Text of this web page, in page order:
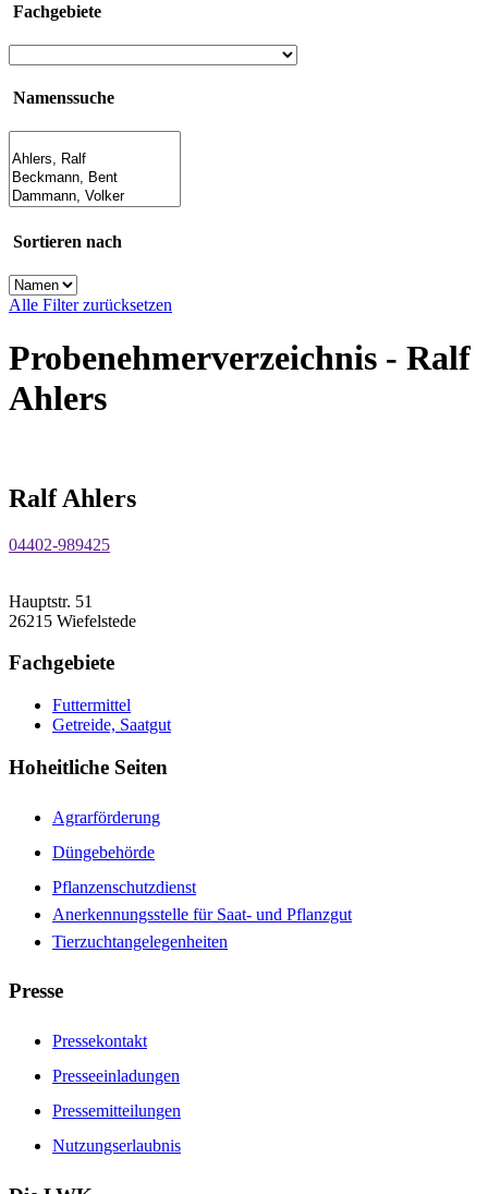
Fachgebiete
Namenssuche
Sortieren nach
Alle Filter zurücksetzen
Probenehmerverzeichnis - Ralf
Ahlers
Ralf Ahlers
04402-989425
Hauptstr. 51
26215 Wiefelstede
Fachgebiete
Futtermittel
Getreide, Saatgut
Hoheitliche Seiten
Agrarförderung
Düngebehörde
Pflanzenschutzdienst
Anerkennungsstelle für Saat- und Pflanzgut
Tierzuchtangelegenheiten
Presse
Pressekontakt
Presseeinladungen
Pressemitteilungen
Nutzungserlaubnis